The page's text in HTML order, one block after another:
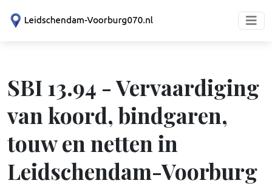
SBI 13.94 - Vervaardiging
van koord, bindgaren,
touw en netten in
Leidschendam-Voorburg